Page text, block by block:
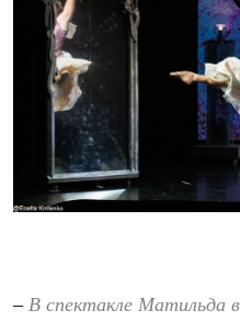
–В спектакле Матильда